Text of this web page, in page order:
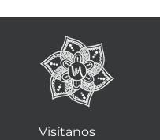
Visítanos